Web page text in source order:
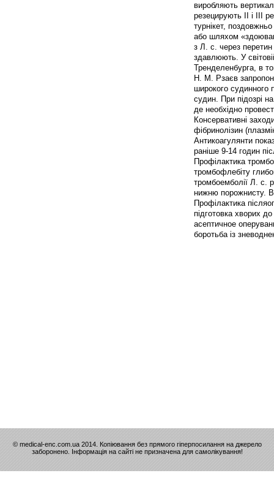
виробляють
резецирують II і III
турнікет,
або шляхом
з Л. с. через
здавлюють. У
Тренделенбурга, в
Н. М. Рзаєв
широкого судинного
судин. При підозрі
де необхідно
Консервативні
фібринолізин
Антикоагулянти
раніше 9-14 годин
Профілактика
тромбофлебіту
тромбоемболії Л. с.
нижню порожнисту.
Профілактика
підготовка хворих
асептичное
боротьба із
© medical-enc.com.ua 2014. Копіювання без прямого гіперпосилання на джерело
заборонено. Інформація на сайті не призначена для самолікування!